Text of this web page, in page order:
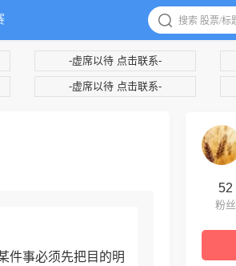
52
粉丝
-虚席以待 点击联系-
-虚席以待 点击联系-
件事必须先把目的明